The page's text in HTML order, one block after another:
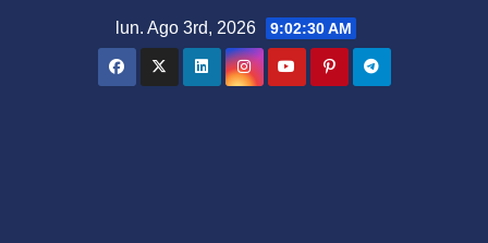
lun. Ago 3rd, 2026 9:02:31 AM